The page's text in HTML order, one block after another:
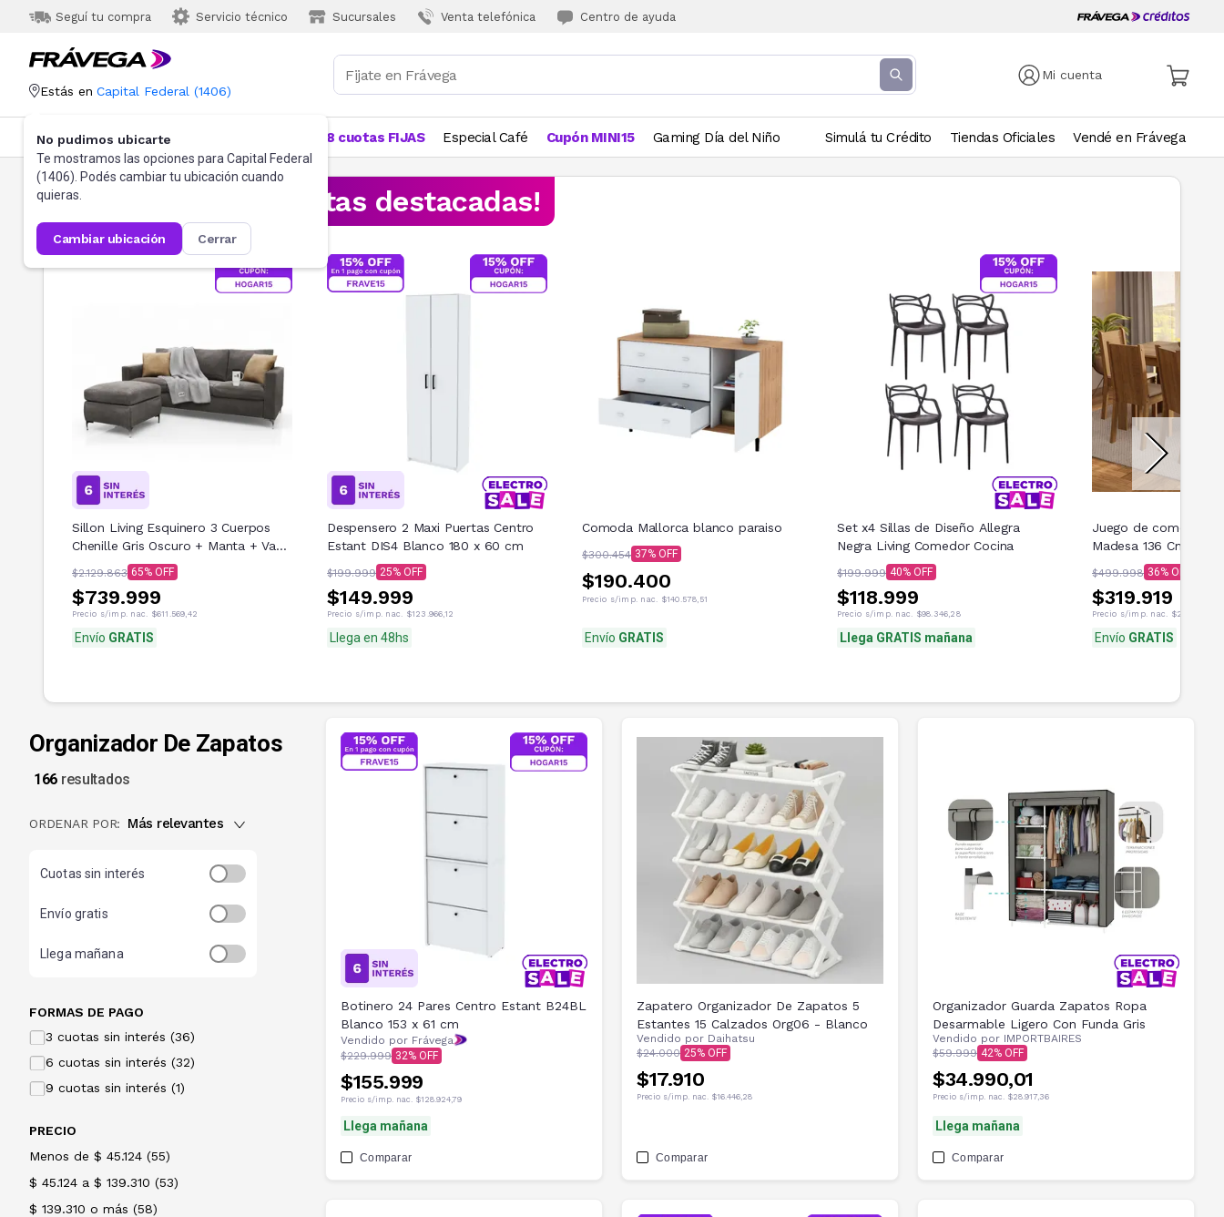
Seguí tu compra Servicio técnico Sucursales Venta telefónica Centro de ayuda
Mi cuenta
Estás en Capital Federal (1406)
No pudimos ubicarte
Te mostramos las opciones para Capital Federal
(1406). Podés cambiar tu ubicación cuando
quieras.
cambiar ubicación cerrar
Categorías Más Vendidos 18 cuotas FIJAS Especial Café Cupón MINI15 Gaming Día del Niño Simulá tu Crédito Tiendas Oficiales Vendé en Frávega
¡Aprovechá las ofertas destacadas!
Sillon Living Esquinero 3 Cuerpos
Chenille Gris Oscuro + Manta + Vaso
de Regalo | Promo Invierno
$2.129.863 65
$739.999
Precio s/imp. nac. $611.569,42
Envío GRATIS
Despensero 2 Maxi Puertas Centro
Estant DIS4 Blanco 180 x 60 cm
$199.999 25
$149.999
Precio s/imp. nac. $123.966,12
Llega en 48hs
Comoda Mallorca blanco paraiso
$300.454 37
$190.400
Precio s/imp. nac. $140.578,51
Envío GRATIS
Set x4 Sillas de Diseño Allegra
Negra Living Comedor Cocina
$199.999 40
$118.999
Precio s/imp. nac. $98.346,28
Llega GRATIS mañana
Juego de comedor
Madesa 136 Cm
$499.998 36
$319.919
Precio s/imp. nac. $272.660,33
Envío GRATIS
Organizador De Zapatos
166 resultados
ORDENAR POR: Más relevantes
Cuotas sin interés
Envío gratis
Llega mañana
FORMAS DE PAGO
3 cuotas sin interés (36)
6 cuotas sin interés (32)
9 cuotas sin interés (1)
PRECIO
Menos de $ 45.124 (55)
$ 45.124 a $ 139.310 (53)
$ 139.310 o más (58)
Botinero 24 Pares Centro Estant B24BL
Blanco 153 x 61 cm
Vendido por Frávega
$229.999 32
$155.999
Precio s/imp. nac. $128.924,79
Llega mañana
Comparar
Zapatero Organizador De Zapatos 5
Estantes 15 Calzados Org06 - Blanco
Vendido por Daihatsu
$24.000 25
$17.910
Precio s/imp. nac. $16.446,28
Comparar
Organizador Guarda Zapatos Ropa
Desarmable Ligero Con Funda Gris
Vendido por IMPORTBAIRES
$59.999 42
$34.990,01
Precio s/imp. nac. $28.917,36
Llega mañana
Comparar